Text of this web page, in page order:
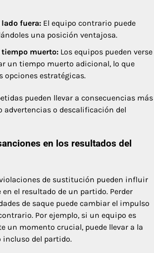
lado fuera: El equipo contrario puede
una posición ventajosa.
tiempo muerto: Los equipos pueden verse
un tiempo muerto adicional, lo que
opciones estratégicas.
pueden llevar a consecuencias más
advertencias o descalificación del
en los resultados del
de sustitución pueden influir
el resultado de un partido. Perder
de saque puede cambiar el impulso
Por ejemplo, si un equipo es
un momento crucial, puede llevar a la
incluso del partido.